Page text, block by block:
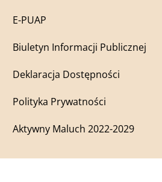
E-PUAP
Biuletyn Informacji Publicznej
Deklaracja Dostępności
Polityka Prywatności
Aktywny Maluch 2022-2029